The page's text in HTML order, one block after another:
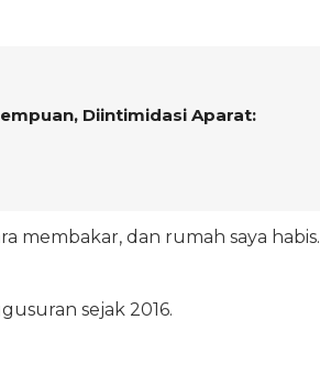
Diintimidasi Aparat:
membakar, dan rumah saya habis.
sejak 2016.